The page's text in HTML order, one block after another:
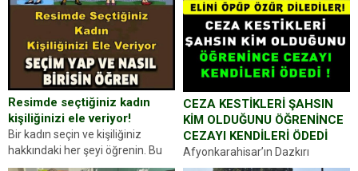
Resimde seçtiğiniz kadın
kişiliğinizi ele veriyor!
Bir kadın seçin ve kişiliğiniz
hakkındaki her şeyi öğrenin. Bu
kez karşınıza oldukça farklı bir
CEZA KESTİKLERİ ŞAHSIN
KİM OLDUĞUNU ÖĞRENİNCE
CEZAYI KENDİLERİ ÖDEDİ
Afyonkarahisar’ın Dazkırı
ilçesinde trafik uygulaması